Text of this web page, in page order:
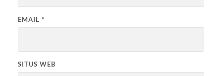
EMAIL *
SITUS WEB